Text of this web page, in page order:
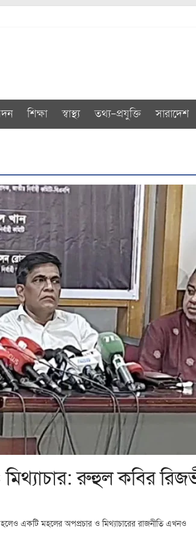
শিক্ষা স্বাস্থ্য তথ্য-প্রযুক্তি সারাদেশ
মিথ্যাচার: রুহুল কবির
হলেও একটি মহলের অপপ্রচার ও মিথ্যাচারের রাজনীতি এখনও